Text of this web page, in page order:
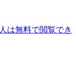
は無料で閲覧でき